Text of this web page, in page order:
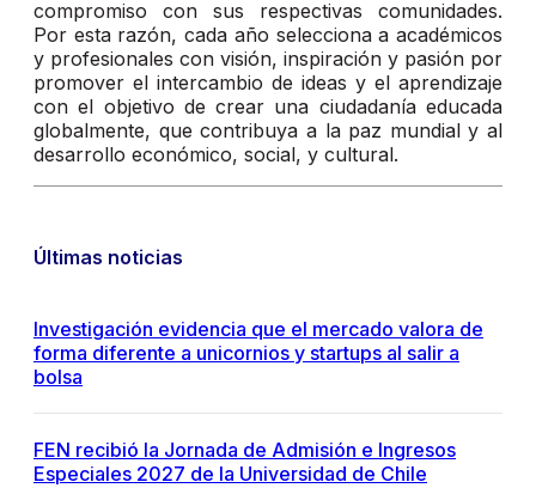
compromiso con sus respectivas comunidades.
Por esta razón, cada año selecciona a académicos
y profesionales con visión, inspiración y pasión por
promover el intercambio de ideas y el aprendizaje
con el objetivo de crear una ciudadanía educada
globalmente, que contribuya a la paz mundial y al
desarrollo económico, social, y cultural.
Últimas noticias
Investigación evidencia que el mercado valora de
forma diferente a unicornios y startups al salir a
bolsa
FEN recibió la Jornada de Admisión e Ingresos
Especiales 2027 de la Universidad de Chile